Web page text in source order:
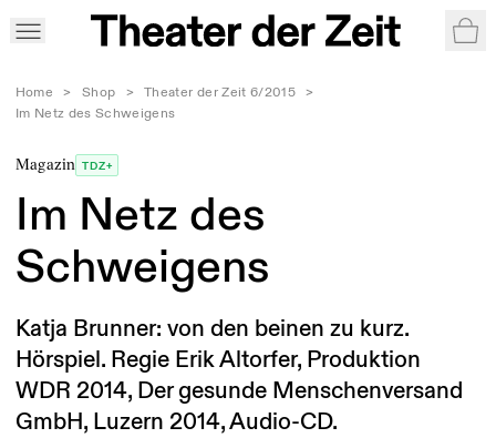
Home > Shop > Theater der Zeit 6/2015
>
Im Netz des Schweigens
Magazin TDZ+
Im Netz des
Schweigens
Katja Brunner: von den beinen zu kurz.
Hörspiel. Regie Erik Altorfer, Produktion
WDR 2014, Der gesunde Menschenversand
GmbH, Luzern 2014, Audio-CD.